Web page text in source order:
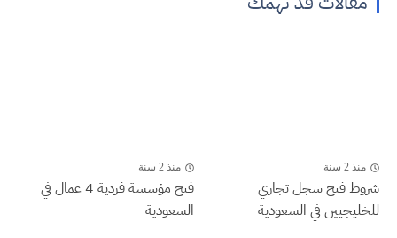
منذ 2 سنة
شروط فتح سجل تجاري
للخليجيين في السعودية
منذ 2 سنة
فتح مؤسسة فردية 4 عمال في
السعودية